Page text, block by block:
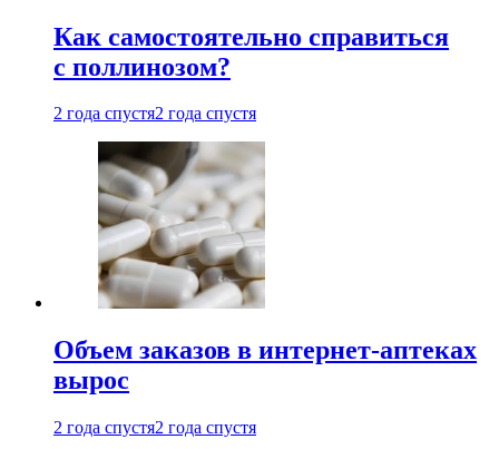
Как самостоятельно справиться
с поллинозом?
2 года спустя2 года спустя
Объем заказов в интернет-аптеках
вырос
2 года спустя2 года спустя